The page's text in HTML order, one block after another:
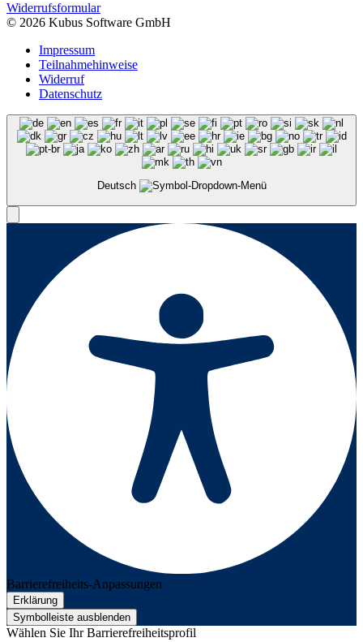
Widerrufsformular
© 2026 Kubus Software GmbH
Impressum
Teilnahmehinweise
Widerruf
Datenschutz
Deutsch
Barrierefreiheits-Anpassungen
Erklärung
Symbolleiste ausblenden
Wählen Sie Ihr Barrierefreiheitsprofil